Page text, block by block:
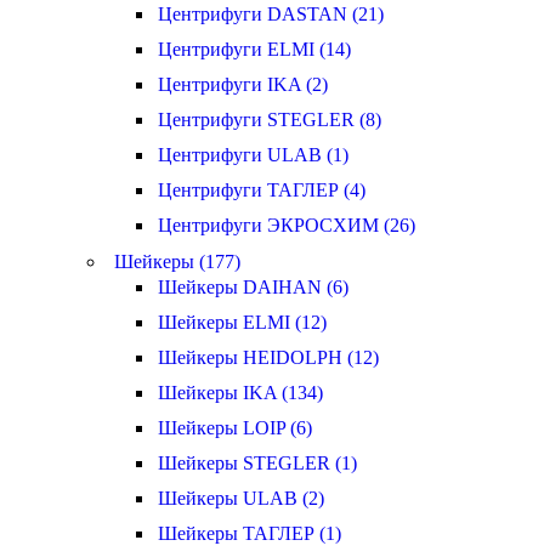
Центрифуги DASTAN (21)
Центрифуги ELMI (14)
Центрифуги IKA (2)
Центрифуги STEGLER (8)
Центрифуги ULAB (1)
Центрифуги ТАГЛЕР (4)
Центрифуги ЭКРОСХИМ (26)
Шейкеры (177)
Шейкеры DAIHAN (6)
Шейкеры ELMI (12)
Шейкеры HEIDOLPH (12)
Шейкеры IKA (134)
Шейкеры LOIP (6)
Шейкеры STEGLER (1)
Шейкеры ULAB (2)
Шейкеры ТАГЛЕР (1)